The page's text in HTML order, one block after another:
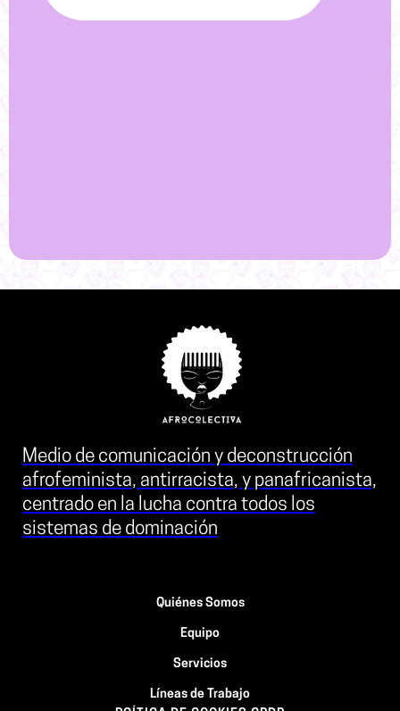
Medio de comunicación y deconstrucción
afrofeminista, antirracista, y panafricanista,
centrado en la lucha contra todos los
sistemas de dominación
Quiénes Somos
Equipo
Servicios
Líneas de Trabajo